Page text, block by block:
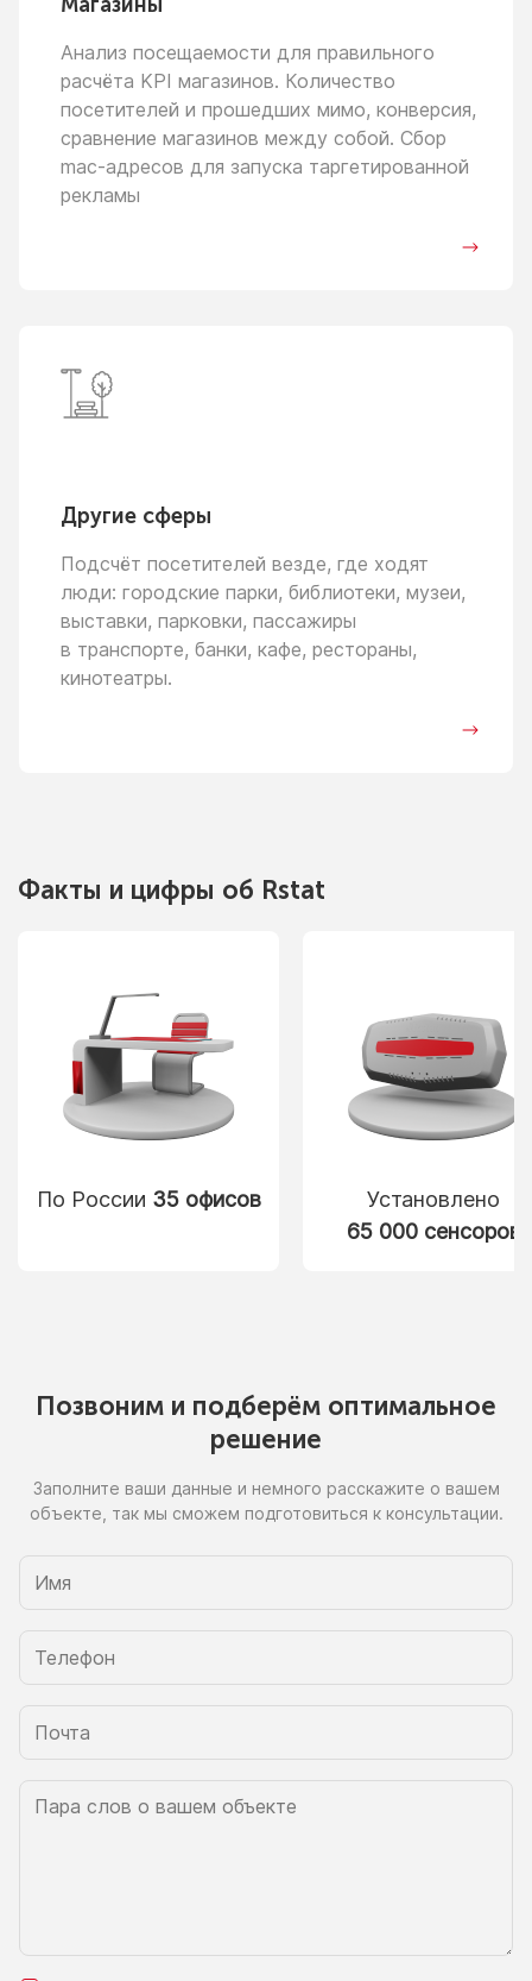
Анализ посещаемости для правильного
расчёта KPI магазинов. Количество
посетителей и прошедших мимо, конверсия,
сравнение магазинов между собой. Сбор
mac-адресов для запуска таргетированной
рекламы
Другие сферы
Подсчёт посетителей везде, где ходят
люди: городские парки, библиотеки, музеи,
выставки, парковки, пассажиры
в транспорте, банки, кафе, рестораны,
кинотеатры.
Факты и цифры об Rstat
По России 35 офисов
Установлено
65 000 сенсоров
Позвоним и подберём оптимальное
решение
Заполните ваши данные и немного расскажите о вашем
объекте, так мы сможем подготовиться к консультации.